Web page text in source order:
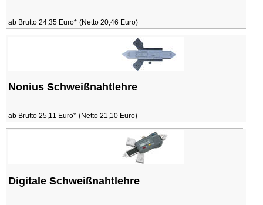
ab Brutto 24,35 Euro* (Netto 20,46 Euro)
Nonius Schweißnahtlehre
ab Brutto 25,11 Euro* (Netto 21,10 Euro)
Digitale Schweißnahtlehre